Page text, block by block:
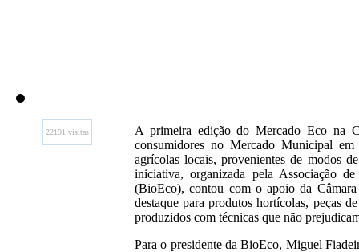
22191 visitas
A primeira edição do Mercado Eco na
consumidores no Mercado Municipal
agrícolas locais, provenientes de modos
iniciativa, organizada pela Associação
(BioEco), contou com o apoio da
destaque para produtos hortícolas, peças
produzidos com técnicas que não
Para o presidente da BioEco, Miguel